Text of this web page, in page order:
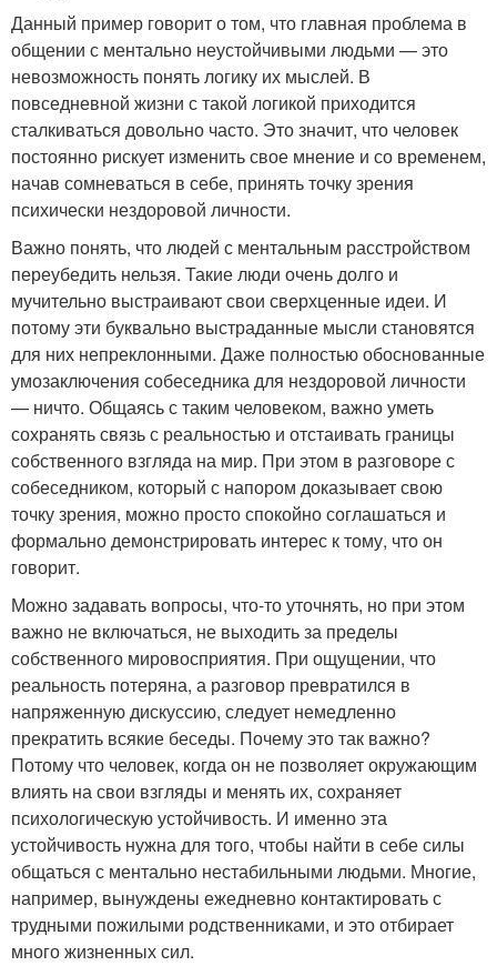
Данный пример говорит о том, что главная проблема в
общении с ментально неустойчивыми людьми — это
невозможность понять логику их мыслей. В
повседневной жизни с такой логикой приходится
сталкиваться довольно часто. Это значит, что человек
постоянно рискует изменить свое мнение и со временем,
начав сомневаться в себе, принять точку зрения
психически нездоровой личности.
Важно понять, что людей с ментальным расстройством
переубедить нельзя. Такие люди очень долго и
мучительно выстраивают свои сверхценные идеи. И
потому эти буквально выстраданные мысли становятся
для них непреклонными. Даже полностью обоснованные
умозаключения собеседника для нездоровой личности
— ничто. Общаясь с таким человеком, важно уметь
сохранять связь с реальностью и отстаивать границы
собственного взгляда на мир. При этом в разговоре с
собеседником, который с напором доказывает свою
точку зрения, можно просто спокойно соглашаться и
формально демонстрировать интерес к тому, что он
говорит.
Можно задавать вопросы, что-то уточнять, но при этом
важно не включаться, не выходить за пределы
собственного мировосприятия. При ощущении, что
реальность потеряна, а разговор превратился в
напряженную дискуссию, следует немедленно
прекратить всякие беседы. Почему это так важно?
Потому что человек, когда он не позволяет окружающим
влиять на свои взгляды и менять их, сохраняет
психологическую устойчивость. И именно эта
устойчивость нужна для того, чтобы найти в себе силы
общаться с ментально нестабильными людьми. Многие,
например, вынуждены ежедневно контактировать с
трудными пожилыми родственниками, и это отбирает
много жизненных сил.